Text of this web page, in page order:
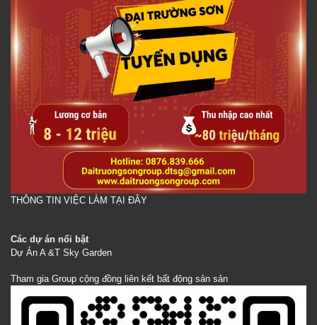
THÔNG TIN VIỆC LÀM TẠI ĐÂY
Các dự án nổi bật
Dự Án A &T Sky Garden
Tham gia Group cộng đồng liên kết bất động sản sản